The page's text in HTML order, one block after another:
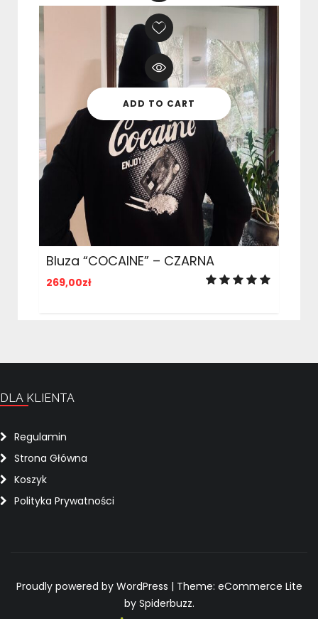
ADD TO CART
Bluza “COCAINE” – CZARNA
269,00zł
DLA KLIENTA
Regulamin
Strona Główna
Koszyk
Polityka Prywatności
Proudly powered by WordPress | Theme: eCommerce Lite
by Spiderbuzz.